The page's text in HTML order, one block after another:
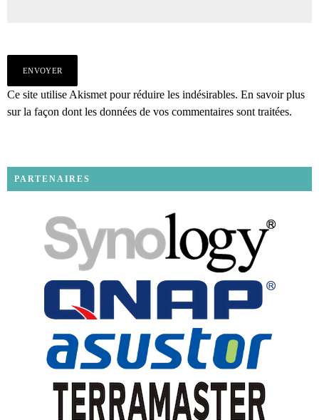
Ce site utilise Akismet pour réduire les indésirables. En savoir plus
sur la façon dont les données de vos commentaires sont traitées.
PARTENAIRES